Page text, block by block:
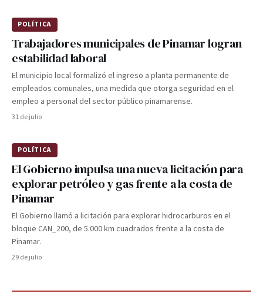
POLÍTICA
Trabajadores municipales de Pinamar logran
estabilidad laboral
El municipio local formalizó el ingreso a planta permanente de
empleados comunales, una medida que otorga seguridad en el
empleo a personal del sector público pinamarense.
31 de julio
POLÍTICA
El Gobierno impulsa una nueva licitación para
explorar petróleo y gas frente a la costa de
Pinamar
El Gobierno llamó a licitación para explorar hidrocarburos en el
bloque CAN_200, de 5.000 km cuadrados frente a la costa de
Pinamar.
29 de julio